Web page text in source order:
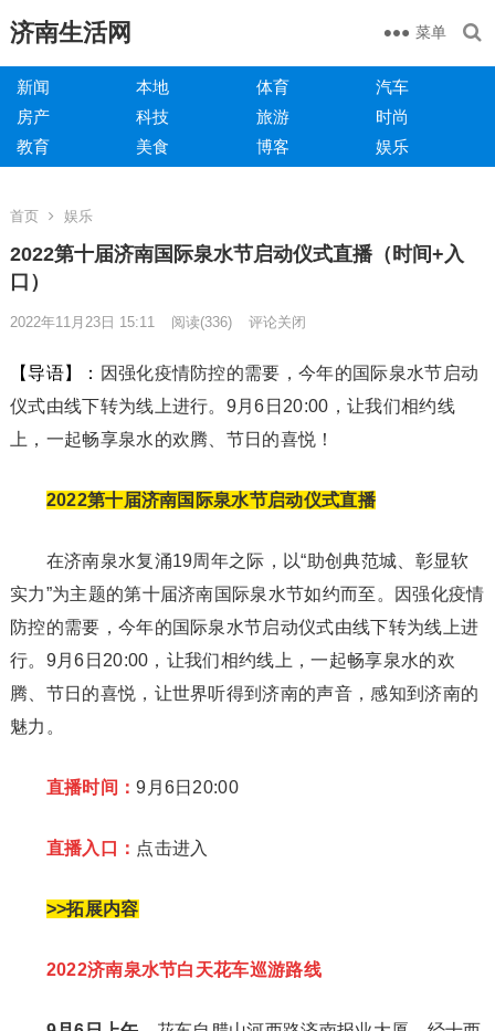
济南生活网 菜单
新闻 本地 体育
汽车
房产
科技 旅游
时尚
教育
美食 博客 娱乐
首页 娱乐
2022第十届济南国际泉水节启动仪式直播（时间+入
口）
2022年11月23日 15:11 阅读(336) 评论关闭
【导语】： 因强化疫情防控的需要，今年的国际泉水节启动
仪式由线下转为线上进行。9月6日20:00，让我们相约线
上，一起畅享泉水的欢腾、节日的喜悦！
2022第十届济南国际泉水节启动仪式直播
在济南泉水复涌19周年之际，以“助创典范城、彰显软
实力”为主题的第十届济南国际泉水节如约而至。因强化疫情
防控的需要，今年的国际泉水节启动仪式由线下转为线上进
行。9月6日20:00，让我们相约线上，一起畅享泉水的欢
腾、节日的喜悦，让世界听得到济南的声音，感知到济南的
魅力。
直播时间：9月6日20:00
直播入口： 点击进入
>>拓展内容
2022济南泉水节白天花车巡游路线